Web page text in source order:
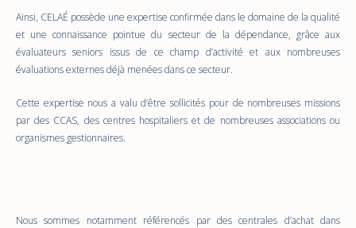
Ainsi, CELAÉ possède une expertise confirmée dans le domaine de la qualité
et une connaissance pointue du secteur de la dépendance, grâce aux
évaluateurs seniors issus de ce champ d’activité et aux nombreuses
évaluations externes déjà menées dans ce secteur.
Cette expertise nous a valu d’être sollicités pour de nombreuses missions
par des CCAS, des centres hospitaliers et de nombreuses associations ou
organismes gestionnaires.
Nous sommes notamment référencés par des centrales d’achat dans